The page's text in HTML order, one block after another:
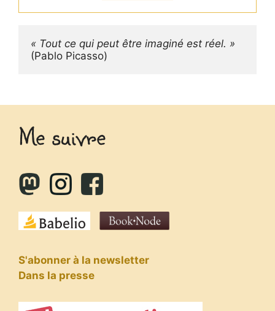
« Tout ce qui peut être imaginé est réel. »
(Pablo Picasso)
Me suivre
S'abonner à la newsletter
Dans la presse